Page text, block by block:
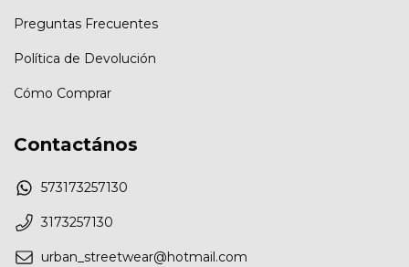
Preguntas Frecuentes
Política de Devolución
Cómo Comprar
Contactános
573173257130
3173257130
urban_streetwear@hotmail.com